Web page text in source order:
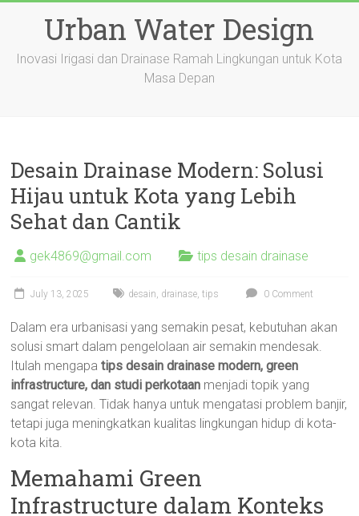
Urban Water Design
Inovasi Irigasi dan Drainase Ramah Lingkungan untuk Kota
Masa Depan
Desain Drainase Modern: Solusi
Hijau untuk Kota yang Lebih
Sehat dan Cantik
gek4869@gmail.com tips desain drainase
July 13, 2025 desain, drainase,tips 0 Comment
Dalam era urbanisasi yang semakin pesat, kebutuhan akan
solusi smart dalam pengelolaan air semakin mendesak.
Itulah mengapatips desain drainase modern, green
infrastructure, dan studi perkotaan menjadi topik yang
sangat relevan. Tidak hanya untuk mengatasi problem banjir,
tetapi juga meningkatkan kualitas lingkungan hidup di kota-
kota kita.
Memahami Green
Infrastructure dalam Konteks